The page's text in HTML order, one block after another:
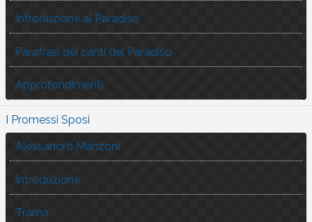
Introduzione al Paradiso
Parafrasi dei canti del Paradiso
Approfondimenti
I Promessi Sposi
Alessandro Manzoni
Introduzione
Trama